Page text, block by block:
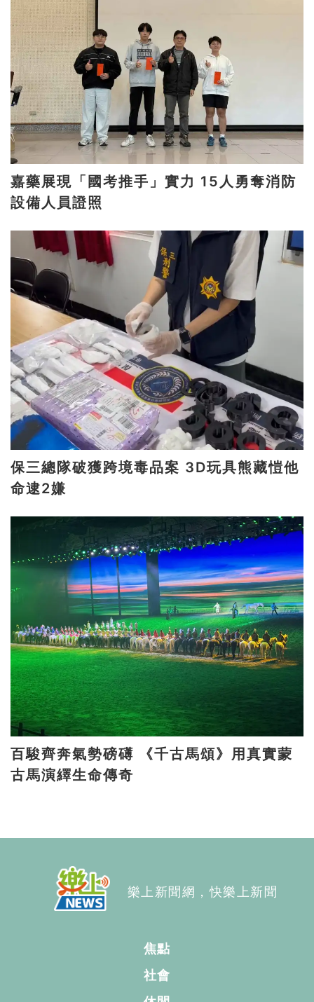
嘉藥展現「國考推手」實力 15人勇奪消防
設備人員證照
保三總隊破獲跨境毒品案 3D玩具熊藏愷他
命逮2嫌
百駿齊奔氣勢磅礡 《千古馬頌》用真實蒙
古馬演繹生命傳奇
樂上新聞網，快樂上新聞
焦點
社會